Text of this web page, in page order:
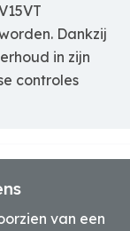
Dankzij
in zijn
controles
van een